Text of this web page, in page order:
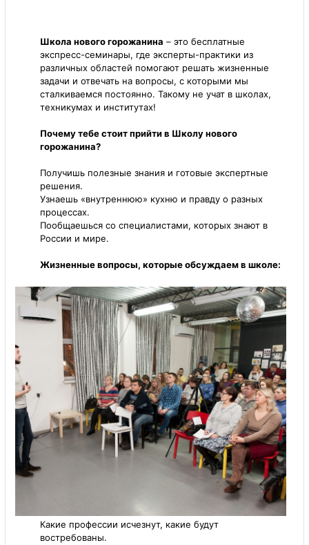
Школа нового горожанина – это бесплатные
экспресс-семинары, где эксперты-практики из
различных областей помогают решать жизненные
задачи и отвечать на вопросы, с которыми мы
сталкиваемся постоянно. Такому не учат в школах,
техникумах и институтах!
Почему тебе стоит прийти в Школу нового
горожанина?
Получишь полезные знания и готовые экспертные
решения.
Узнаешь «внутреннюю» кухню и правду о разных
процессах.
Пообщаешься со специалистами, которых знают в
России и мире.
Жизненные вопросы, которые обсуждаем в школе:
Какие профессии исчезнут, какие будут
востребованы.